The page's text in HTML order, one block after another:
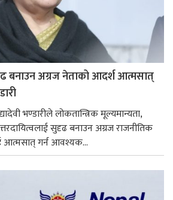
बनाउन अग्रज नेताको आदर्श आत्मसात्
भण्डारीले लोकतान्त्रिक मूल्यमान्यता,
सुदृढ बनाउन अग्रज राजनीतिक
आत्मसात् गर्न आवश्यक...